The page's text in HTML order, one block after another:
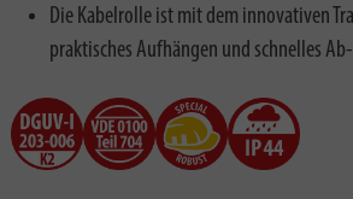
Die Kabelrolle ist mit dem innovativen
praktisches Aufhängen und schnelles